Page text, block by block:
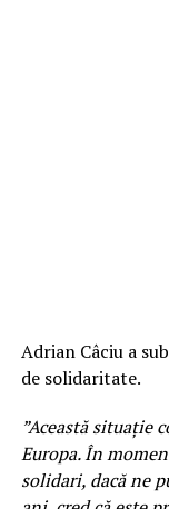
Adrian Câciu a
de solidaritate.
”Această situaţie
Europa. În
solidari, dacă ne